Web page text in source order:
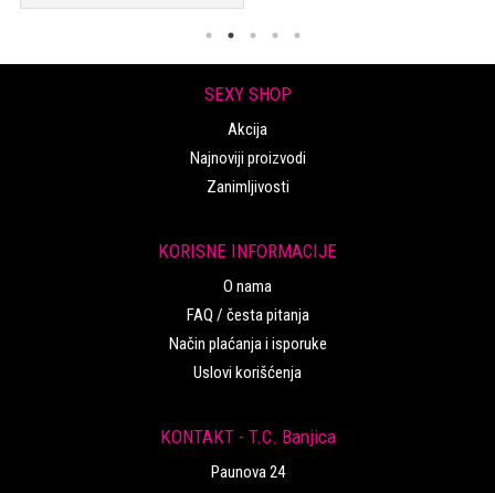
SEXY SHOP
Akcija
Najnoviji proizvodi
Zanimljivosti
KORISNE INFORMACIJE
O nama
FAQ / česta pitanja
Način plaćanja i isporuke
Uslovi korišćenja
KONTAKT - T.C. Banjica
Paunova 24